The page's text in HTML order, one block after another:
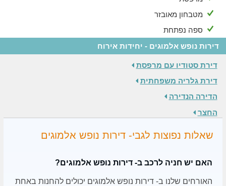
מטבחון מאובזר
ספה נפתחת
דירות נופש אלמוגים - יחידות אירוח
דירת סטודיו עם מרפסת
דירת גלריה משפחתית
הדירה הנדירה
החצר
שאלות נפוצות לגבי- דירות נופש אלמוגים
האם יש חניה לרכב ב- דירות נופש אלמוגים?
האורחים שלנו ב- דירות נופש אלמוגים יכולים להחנות באחת